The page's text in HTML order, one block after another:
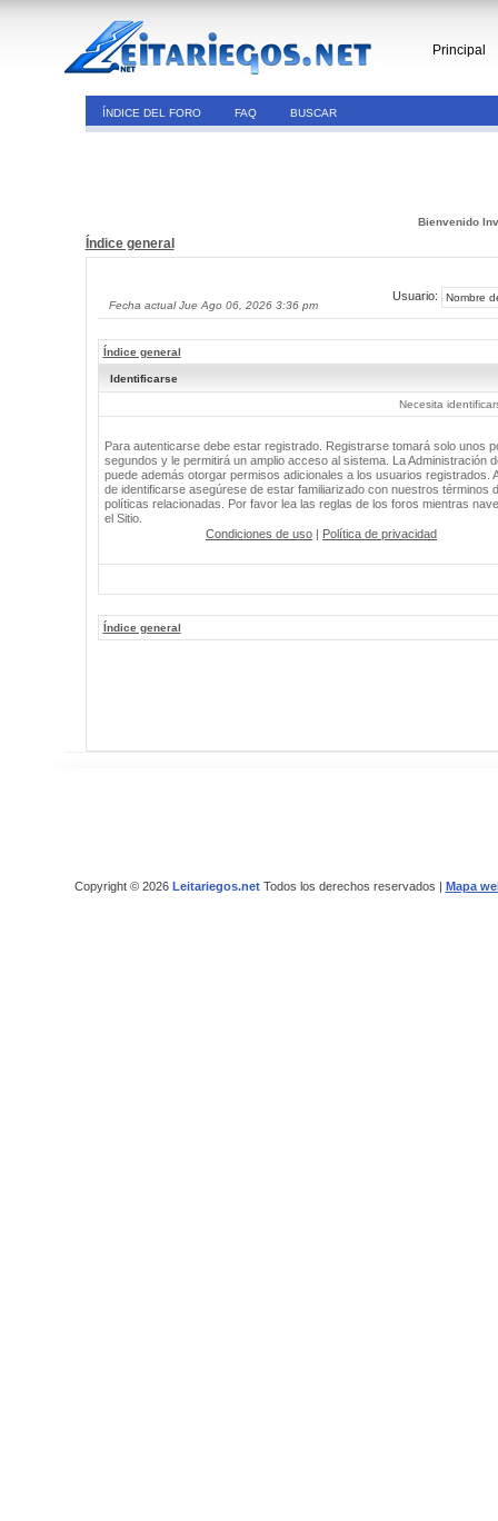
Principal
ÍNDICE DEL FORO FAQ BUSCAR
Bienvenido
Índice general
Fecha actual Jue Ago 06, 2026 3:36 pm
Usuario:
Índice general
Identificarse
Necesita
Para autenticarse debe estar registrado. Registrarse tomará solo unos
segundos y le permitirá un amplio acceso al sistema. La Administración
puede además otorgar permisos adicionales a los usuarios registrados.
de identificarse asegúrese de estar familiarizado con nuestros términos
políticas relacionadas. Por favor lea las reglas de los foros mientras
el Sitio.
Condiciones de uso | Política de privacidad
Índice general
Copyright © 2026 Leitariegos.netTodos los derechos reservados | Mapa